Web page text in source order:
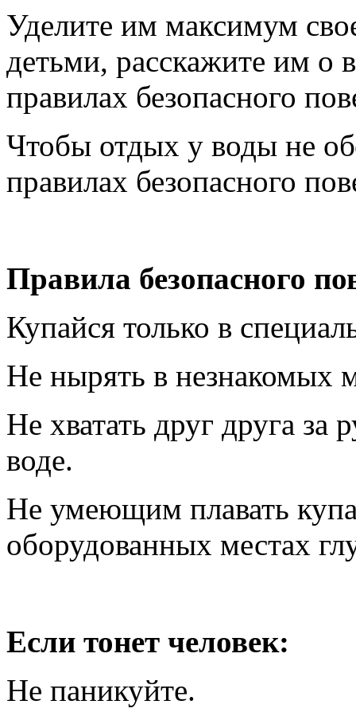
Уделите им максимум
детьми, расскажите им о
правилах безопасного
Чтобы отдых у воды не
правилах безопасного
Правила безопасного
Купайся только в
Не нырять в незнакомых
Не хватать друг друга за
воде.
Не умеющим плавать
оборудованных местах
Если тонет человек:
Не паникуйте.